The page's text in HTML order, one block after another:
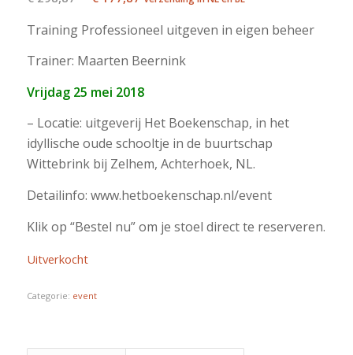
was:
€ 298,87.
is:
€ 177,87.
Training Professioneel uitgeven in eigen beheer
Trainer: Maarten Beernink
Vrijdag 25 mei 2018
– Locatie: uitgeverij Het Boekenschap, in het
idyllische oude schooltje in de buurtschap
Wittebrink bij Zelhem, Achterhoek, NL.
Detailinfo: www.hetboekenschap.nl/event
Klik op “Bestel nu” om je stoel direct te reserveren.
Uitverkocht
Categorie: event